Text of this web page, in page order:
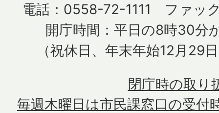
電話：0558-72-1111 ファッ
開庁時間：平日の8時30分
（祝休日、年末年始12月29
毎週木曜日は市民課窓口の受付
閉庁時の取り